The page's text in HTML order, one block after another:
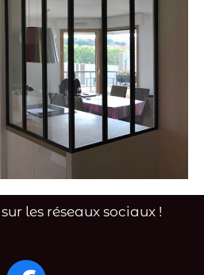
les réseaux sociaux !